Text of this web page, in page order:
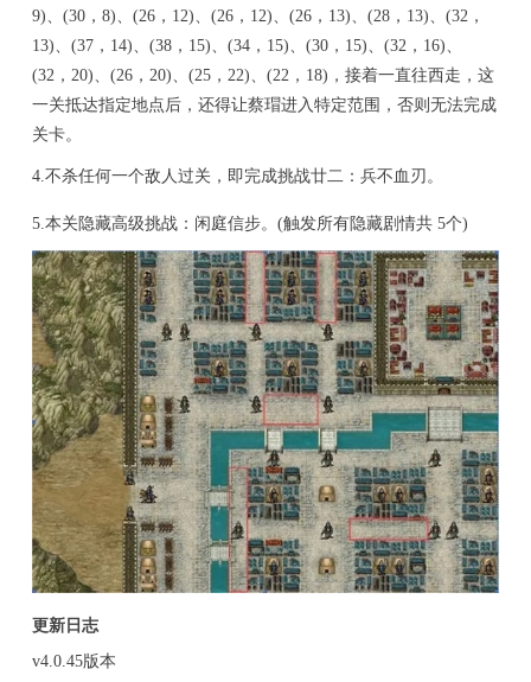
9)、(30，8)、(26，12)、(26，12)、(26，13)、(28，13)、(32，
13)、(37，14)、(38，15)、(34，15)、(30，15)、(32，16)、
(32，20)、(26，20)、(25，22)、(22，18)，接着一直往西走，这
一关抵达指定地点后，还得让蔡瑁进入特定范围，否则无法完成
关卡。
4.不杀任何一个敌人过关，即完成挑战廿二：兵不血刃。
5.本关隐藏高级挑战：闲庭信步。(触发所有隐藏剧情共 5个)
更新日志
v4.0.45版本